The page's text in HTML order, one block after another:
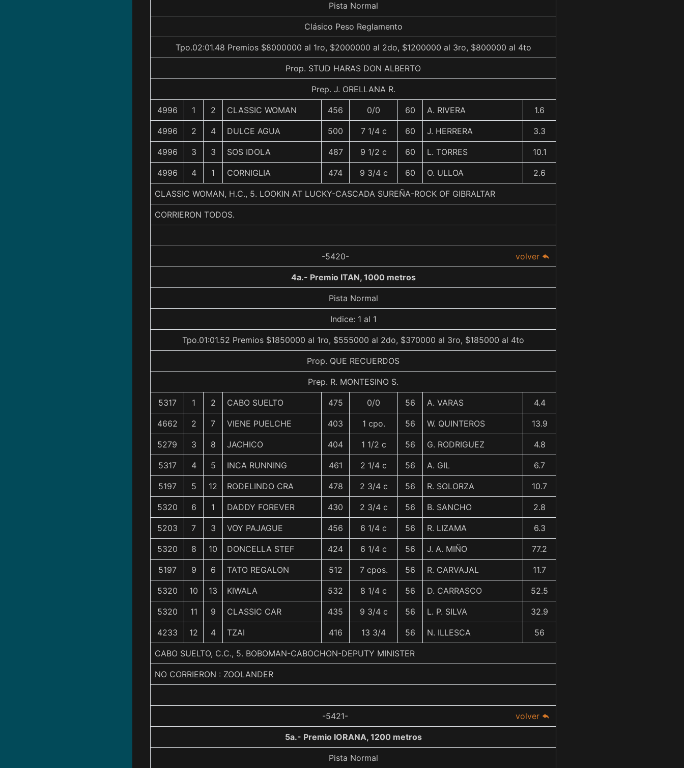
Pista Normal
Clásico Peso Reglamento
Tpo.02:01.48 Premios $8000000 al 1ro, $2000000 al 2do, $1200000 al 3ro, $800000 al 4to
Prop. STUD HARAS DON ALBERTO
Prep. J. ORELLANA R.
4996 1 2 CLASSIC WOMAN 456 0/0 60 A. RIVERA 1.6
4996 2 4 DULCE AGUA 500 7 1/4 c 60 J. HERRERA 3.3
4996 3 3 SOS IDOLA 487 9 1/2 c 60 L. TORRES 10.1
4996 4 1 CORNIGLIA 474 9 3/4 c 60 O. ULLOA 2.6
CLASSIC WOMAN, H.C., 5. LOOKIN AT LUCKY-CASCADA SUREÑA-ROCK OF GIBRALTAR
CORRIERON TODOS.
-5420- volver
4a.- Premio ITAN, 1000 metros
Pista Normal
Indice: 1 al 1
Tpo.01:01.52 Premios $1850000 al 1ro, $555000 al 2do, $370000 al 3ro, $185000 al 4to
Prop. QUE RECUERDOS
Prep. R. MONTESINO S.
5317 1 2 CABO SUELTO 475 0/0 56 A. VARAS 4.4
4662 2 7 VIENE PUELCHE 403 1 cpo. 56 W. QUINTEROS 13.9
5279 3 8 JACHICO 404 1 1/2 c 56 G. RODRIGUEZ 4.8
5317 4 5 INCA RUNNING 461 2 1/4 c 56 A. GIL 6.7
5197 5 12 RODELINDO CRA 478 2 3/4 c 56 R. SOLORZA 10.7
5320 6 1 DADDY FOREVER 430 2 3/4 c 56 B. SANCHO 2.8
5203 7 3 VOY PAJAGUE 456 6 1/4 c 56 R. LIZAMA 6.3
5320 8 10 DONCELLA STEF 424 6 1/4 c 56 J. A. MIÑO 77.2
5197 9 6 TATO REGALON 512 7 cpos. 56 R. CARVAJAL 11.7
5320 10 13 KIWALA 532 8 1/4 c 56 D. CARRASCO 52.5
5320 11 9 CLASSIC CAR 435 9 3/4 c 56 L. P. SILVA 32.9
4233 12 4 TZAI 416 13 3/4 56 N. ILLESCA 56
CABO SUELTO, C.C., 5. BOBOMAN-CABOCHON-DEPUTY MINISTER
NO CORRIERON : ZOOLANDER
-5421- volver
5a.- Premio IORANA, 1200 metros
Pista Normal